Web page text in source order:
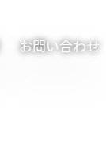
お問い合わせ